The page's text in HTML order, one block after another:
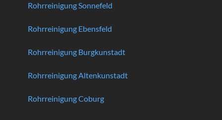
Rohrreinigung Sonnefeld
Rohrreinigung Ebensfeld
Rohrreinigung Burgkunstadt
Rohrreinigung Altenkunstadt
Rohrreinigung Coburg